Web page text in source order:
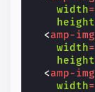
width=
height
<amp-img
width=
height
<amp-img
width=